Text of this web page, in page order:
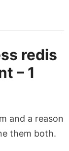
redis
– 1
and a reason
them both.